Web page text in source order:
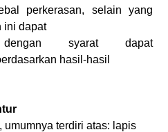
perkerasan, selain yang
ini dapat
syarat dapat
hasil-hasil
umumnya terdiri atas: lapis